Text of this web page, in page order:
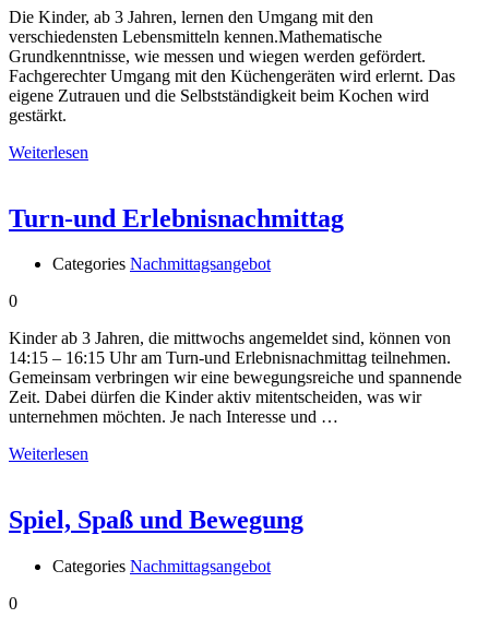
Die Kinder, ab 3 Jahren, lernen den Umgang mit den
verschiedensten Lebensmitteln kennen.Mathematische
Grundkenntnisse, wie messen und wiegen werden gefördert.
Fachgerechter Umgang mit den Küchengeräten wird erlernt. Das
eigene Zutrauen und die Selbstständigkeit beim Kochen wird
gestärkt.
Weiterlesen
Turn-und Erlebnisnachmittag
Categories Nachmittagsangebot
0
Kinder ab 3 Jahren, die mittwochs angemeldet sind, können von
14:15 – 16:15 Uhr am Turn-und Erlebnisnachmittag teilnehmen.
Gemeinsam verbringen wir eine bewegungsreiche und spannende
Zeit. Dabei dürfen die Kinder aktiv mitentscheiden, was wir
unternehmen möchten. Je nach Interesse und …
Weiterlesen
Spiel, Spaß und Bewegung
Categories Nachmittagsangebot
0